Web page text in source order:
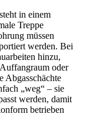
in einem
Treppe
müssen
werden. Bei
hinzu,
oder
Abgasschächte
„weg“ – sie
werden, damit
betrieben